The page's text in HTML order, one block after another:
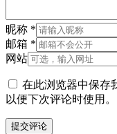
昵称 *
邮箱 *
网站
在此浏览器中保存
以便下次评论时使用。